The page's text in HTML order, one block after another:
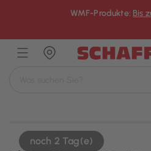
WMF-Produkte: Bis
noch 2 Tag(e)